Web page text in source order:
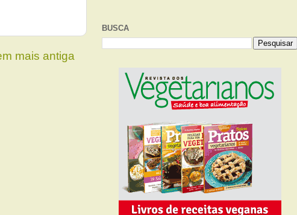
mais antiga
BUSCA